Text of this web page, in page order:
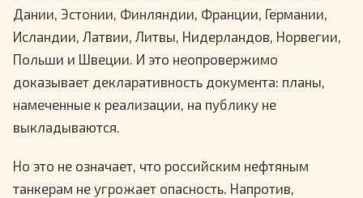
Дании, Эстонии, Финляндии, Франции, Германии,
Исландии, Латвии, Литвы, Нидерландов, Норвегии,
Польши и Швеции. И это неопровержимо
доказывает декларативность документа: планы,
намеченные к реализации, на публику не
выкладываются.
Но это не означает, что российским нефтяным
танкерам не угрожает опасность. Напротив,